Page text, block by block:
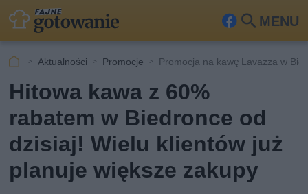
MENU
Fa
ook
Szu
kaj
Aktualności Promocje Promocja na kawę Lavazza w
Hitowa kawa z 60%
rabatem w Biedronce od
dzisiaj! Wielu klientów już
planuje większe zakupy